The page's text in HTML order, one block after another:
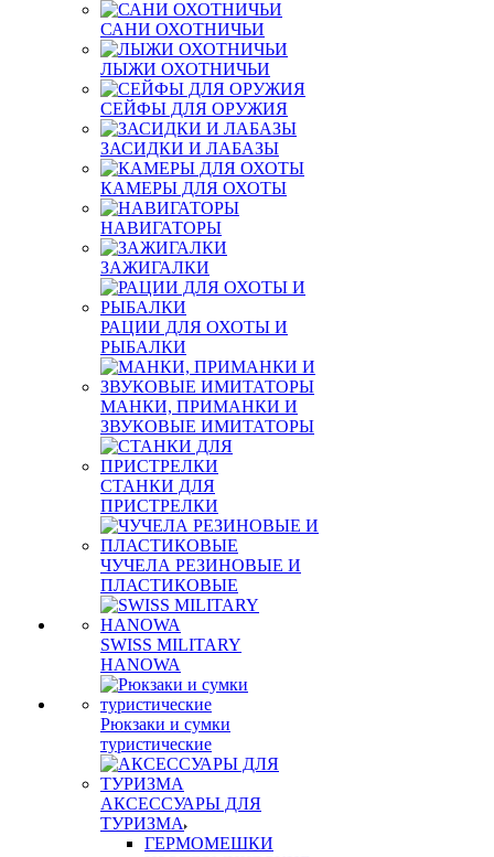
САНИ ОХОТНИЧЬИ
ЛЫЖИ ОХОТНИЧЬИ
СЕЙФЫ ДЛЯ ОРУЖИЯ
ЗАСИДКИ И ЛАБАЗЫ
КАМЕРЫ ДЛЯ ОХОТЫ
НАВИГАТОРЫ
ЗАЖИГАЛКИ
РАЦИИ ДЛЯ ОХОТЫ И
РЫБАЛКИ
МАНКИ, ПРИМАНКИ И
ЗВУКОВЫЕ ИМИТАТОРЫ
СТАНКИ ДЛЯ
ПРИСТРЕЛКИ
ЧУЧЕЛА РЕЗИНОВЫЕ И
ПЛАСТИКОВЫЕ
SWISS MILITARY
HANOWA
Рюкзаки и сумки
туристические
АКСЕССУАРЫ ДЛЯ
ТУРИЗМА
ГЕРМОМЕШКИ